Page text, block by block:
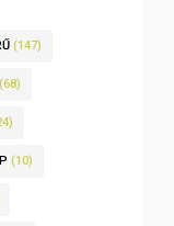
(147)
(68)
(10)